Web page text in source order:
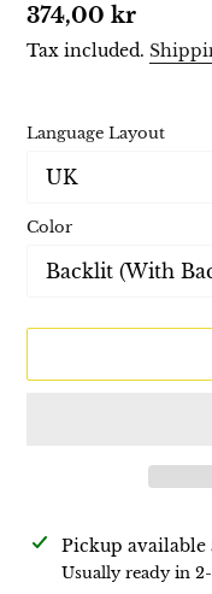
Regular
price
374,00 kr
Tax included.
Language Layout
Color
Adding
product
Pickup available
Usually ready in